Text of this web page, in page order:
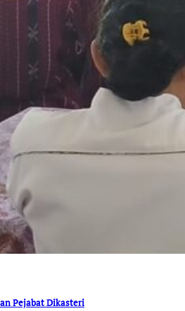
Pejabat Dikasteri